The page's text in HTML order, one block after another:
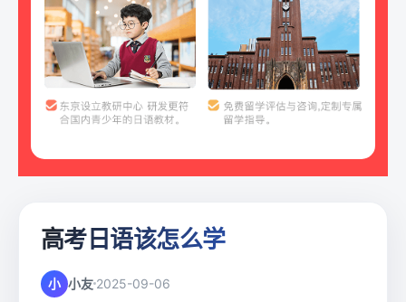
高考日语该怎么学
小 小友 2025-09-06